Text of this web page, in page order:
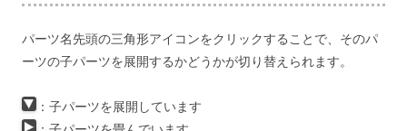
パーツ名先頭の三角形アイコンをクリックすることで、そのパ
ーツの子パーツを展開するかどうかが切り替えられます。
： 子パーツを展開しています